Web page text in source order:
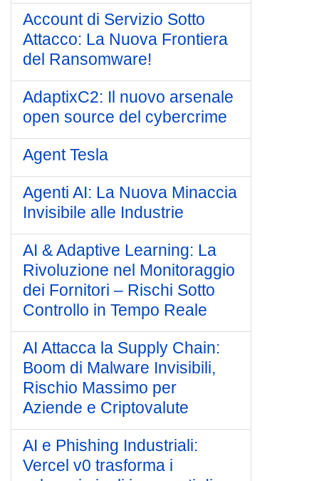
Account di Servizio Sotto
Attacco: La Nuova Frontiera
del Ransomware!
AdaptixC2: Il nuovo arsenale
open source del cybercrime
Agent Tesla
Agenti AI: La Nuova Minaccia
Invisibile alle Industrie
AI & Adaptive Learning: La
Rivoluzione nel Monitoraggio
dei Fornitori – Rischi Sotto
Controllo in Tempo Reale
AI Attacca la Supply Chain:
Boom di Malware Invisibili,
Rischio Massimo per
Aziende e Criptovalute
AI e Phishing Industriali:
Vercel v0 trasforma i